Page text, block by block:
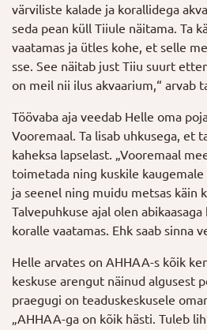
värviliste kalade ja korallidega
seda pean küll Tiiule näitama. Ta
vaatamas ja ütles kohe, et selle
sse. See näitab just Tiiu suurt
on meil nii ilus akvaarium,“ arvab
Töövaba aja veedab Helle oma
Vooremaal. Ta lisab uhkusega, et
kaheksa lapselast. „Vooremaal
toimetada ning kuskile
ja seenel ning muidu metsas käin
Talvepuhkuse ajal olen
koralle vaatamas. Ehk saab sinna
Helle arvates on AHHAA-s kõik
keskuse arengut näinud algusest
praegugi on teaduskeskusele
„AHHAA-ga on kõik hästi. Tuleb